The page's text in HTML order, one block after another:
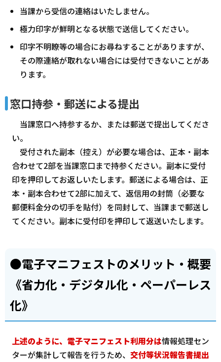
当課から受信の連絡はいたしません。
極力印字が鮮明となる状態で送信してください。
印字不明瞭等の場合にお尋ねすることがありますが、
その際連絡が取れない場合には受付できないことがあ
ります。
窓口持参・郵送による提出
当課窓口へ持参するか、または郵送で提出してくださ
い。
受付された副本（控え）が必要な場合は、正本・副本
合わせて2部を当課窓口まで持参ください。副本に受付
印を押印してお返しいたします。郵送による場合は、正
本・副本合わせて2部に加えて、返信用の封筒（必要な
郵便料金分の切手を貼付）を同封して、当課まで郵送し
てください。副本に受付印を押印して返送いたします。
●電子マニフェストのメリット・概要
《省力化・デジタル化・ペーパーレス
化》
上述のように、電子マニフェスト利用分は情報処理セン
ターが集計して報告を行うため、 交付等状況報告書提出